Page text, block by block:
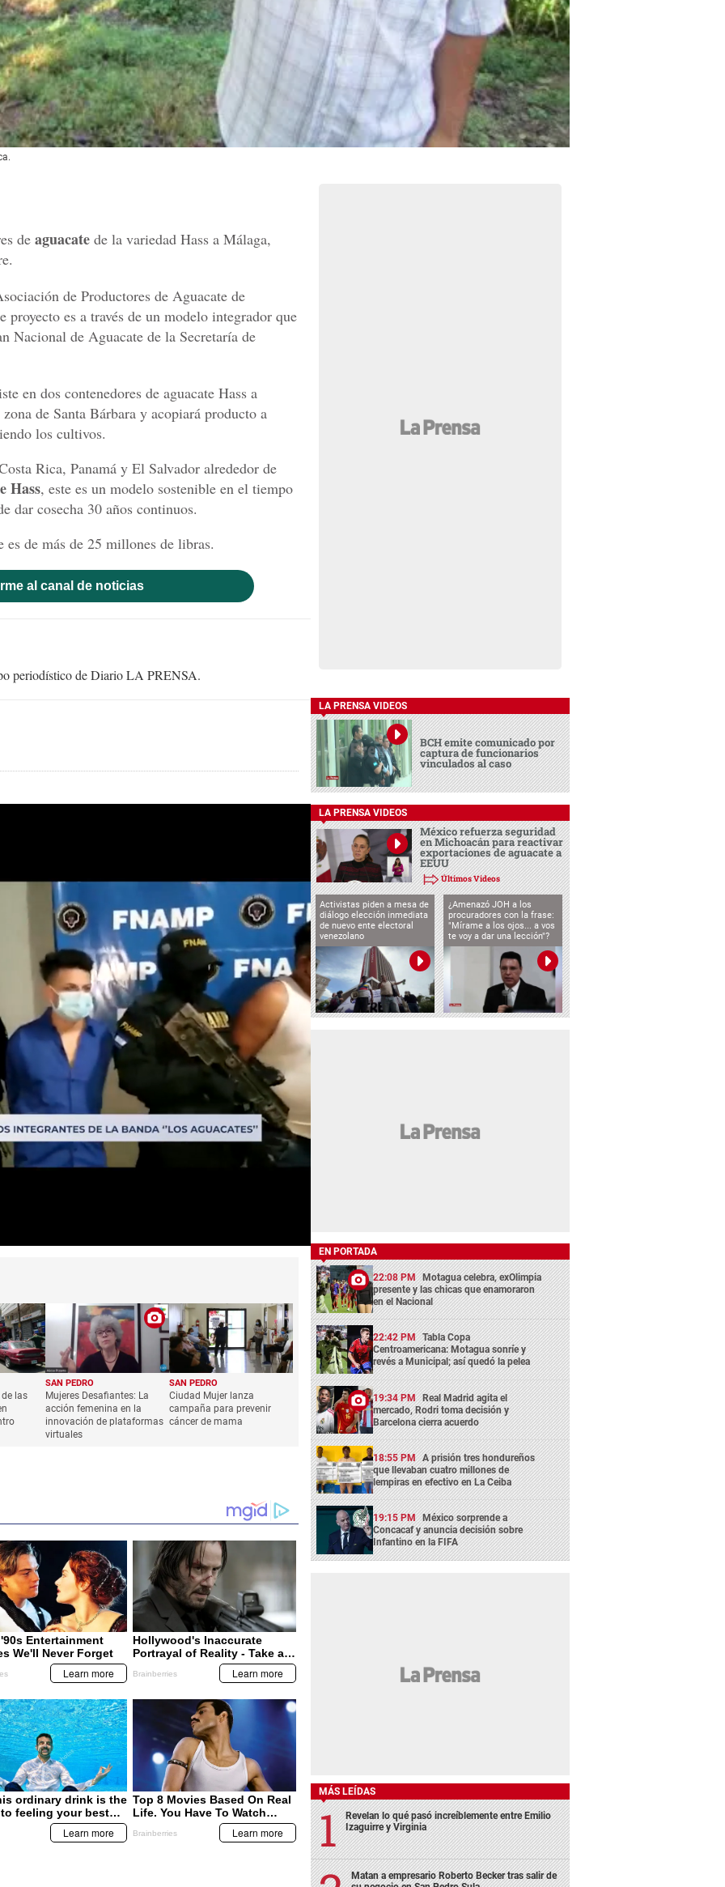
de aguacate de la variedad Hass a Málaga,
de Productores de Aguacate de
es a través de un modelo integrador que
Nacional de Aguacate de la Secretaría de
en dos contenedores de aguacate Hass a
de Santa Bárbara y acopiará producto a
los cultivos.
Rica, Panamá y El Salvador alrededor de
Hass, este es un modelo sostenible en el tiempo
dar cosecha 30 años continuos.
de más de 25 millones de libras.
al canal de noticias
periodístico de Diario LA PRENSA.
las
SAN PEDRO
Mujeres Desafiantes: La
acción femenina en la
innovación de plataformas
virtuales
SAN PEDRO
Ciudad Mujer lanza
campaña para prevenir
cáncer de mama
LA PRENSA VIDEOS
BCH emite comunicado por
captura de funcionarios
vinculados al caso
LA PRENSA VIDEOS
México refuerza seguridad
en Michoacán para reactivar
exportaciones de aguacate a
EEUU
Últimos Videos
Activistas piden a mesa de
diálogo elección inmediata
de nuevo ente electoral
venezolano
¿Amenazó JOH a los
procuradores con la frase:
"Mírame a los ojos... a vos
te voy a dar una lección"?
EN PORTADA
22:08 PM Motagua celebra, exOlimpia
presente y las chicas que enamoraron
en el Nacional
22:42 PM Tabla Copa
Centroamericana: Motagua sonríe y
revés a Municipal; así quedó la pelea
19:34 PM Real Madrid agita el
mercado, Rodri toma decisión y
Barcelona cierra acuerdo
18:55 PM A prisión tres hondureños
que llevaban cuatro millones de
lempiras en efectivo en La Ceiba
19:15 PM México sorprende a
Concacaf y anuncia decisión sobre
Infantino en la FIFA
MÁS LEÍDAS
Revelan lo qué pasó increíblemente entre Emilio
Izaguirre y Virginia
Matan a empresario Roberto Becker tras salir de